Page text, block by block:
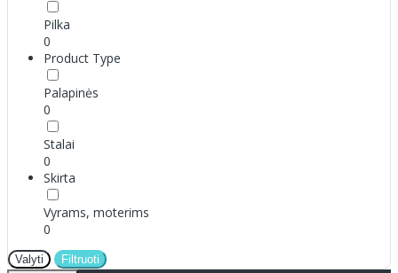
Pilka
0
Product Type
Palapinės
0
Stalai
0
Skirta
Vyrams, moterims
0
Valyti
Filtruoti